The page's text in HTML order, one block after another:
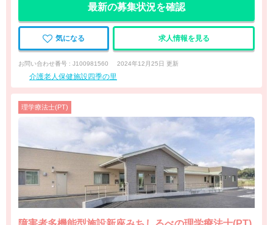
最新の募集状況を確認
気になる 求人情報を見る
お問い合わせ番号 : J100981560 2024年12月25日 更新
介護老人保健施設四季の里
理学療法士(PT)